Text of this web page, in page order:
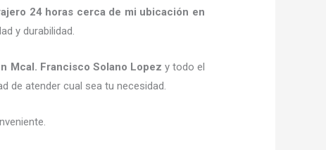
24 horas cerca de mi ubicación en
y durabilidad.
Mcal. Francisco Solano Lopez y todo el
de atender cual sea tu necesidad.